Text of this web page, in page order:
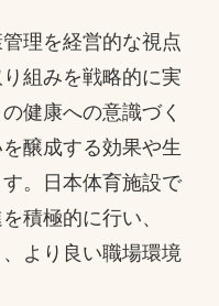
理を経営的な視点
組みを戦略的に実
健康への意識づく
醸成する効果や生
。日本体育施設で
積極的に行い、
、より良い職場環境